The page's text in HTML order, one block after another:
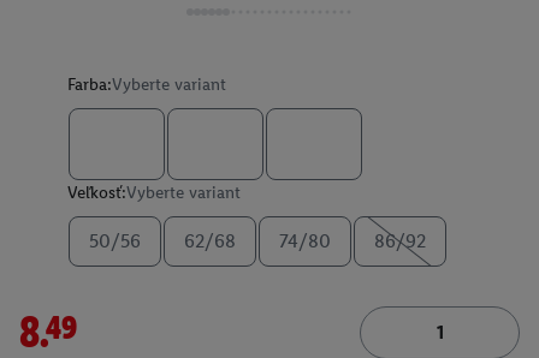
Farba:Vyberte variant
Veľkosť:Vyberte variant
50/56 62/68 74/80 86/92
8.49